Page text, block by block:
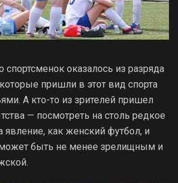
оказалось из разряда
пришли в этот вид спорта
А кто-то из зрителей пришел
— посмотреть на столь редкое
явление, как женский футбол, и
может быть не менее зрелищным и